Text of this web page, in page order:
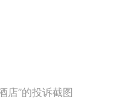
店”的投诉截图